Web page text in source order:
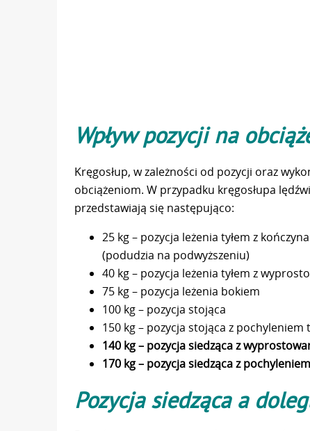
Wpływ pozycji na
Kręgosłup, w zależności od pozycji oraz
obciążeniom. W przypadku kręgosłupa
przedstawiają się następująco:
25 kg – pozycja leżenia tyłem z
(podudzia na podwyższeniu)
40 kg – pozycja leżenia tyłem z
75 kg – pozycja leżenia bokiem
100 kg – pozycja stojąca
150 kg – pozycja stojąca z pochyleniem
140 kg – pozycja siedząca z
170 kg – pozycja siedząca z
Pozycja siedząca a